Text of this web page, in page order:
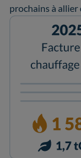
prochains à allier